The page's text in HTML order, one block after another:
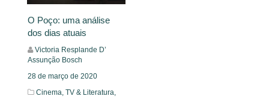
O Poço: uma análise
dos dias atuais
Victoria Resplande D’
Assunção Bosch
28 de março de 2020
Cinema, TV & Literatura,